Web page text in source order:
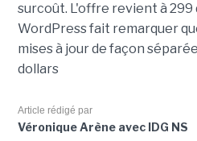
surcoût. L'offre revient à 299
WordPress fait remarquer
mises à jour de façon
dollars
Article rédigé par
Véronique Arène avec IDG NS